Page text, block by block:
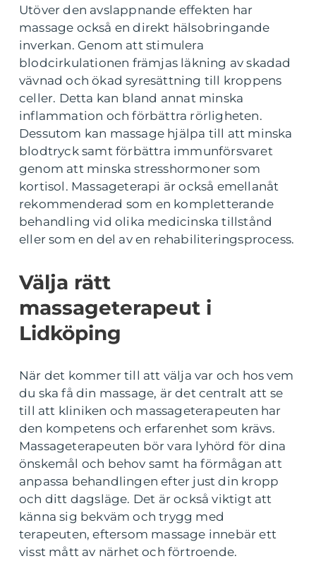
Utöver den avslappnande effekten har
massage också en direkt hälsobringande
inverkan. Genom att stimulera
blodcirkulationen främjas läkning av skadad
vävnad och ökad syresättning till kroppens
celler. Detta kan bland annat minska
inflammation och förbättra rörligheten.
Dessutom kan massage hjälpa till att minska
blodtryck samt förbättra immunförsvaret
genom att minska stresshormoner som
kortisol. Massageterapi är också emellanåt
rekommenderad som en kompletterande
behandling vid olika medicinska tillstånd
eller som en del av en rehabiliteringsprocess.
Välja rätt
massageterapeut i
Lidköping
När det kommer till att välja var och hos vem
du ska få din massage, är det centralt att se
till att kliniken och massageterapeuten har
den kompetens och erfarenhet som krävs.
Massageterapeuten bör vara lyhörd för dina
önskemål och behov samt ha förmågan att
anpassa behandlingen efter just din kropp
och ditt dagsläge. Det är också viktigt att
känna sig bekväm och trygg med
terapeuten, eftersom massage innebär ett
visst mått av närhet och förtroende.